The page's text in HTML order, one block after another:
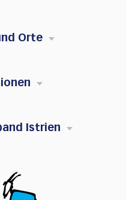
Orte
Istrien